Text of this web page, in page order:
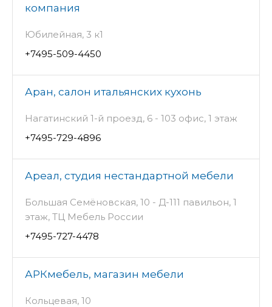
компания
Юбилейная, 3 к1
+7495-509-4450
Аран, салон итальянских кухонь
Нагатинский 1-й проезд, 6 - 103 офис, 1 этаж
+7495-729-4896
Ареал, студия нестандартной мебели
Большая Семёновская, 10 - Д-111 павильон, 1
этаж, ТЦ Мебель России
+7495-727-4478
АРКмебель, магазин мебели
Кольцевая, 10